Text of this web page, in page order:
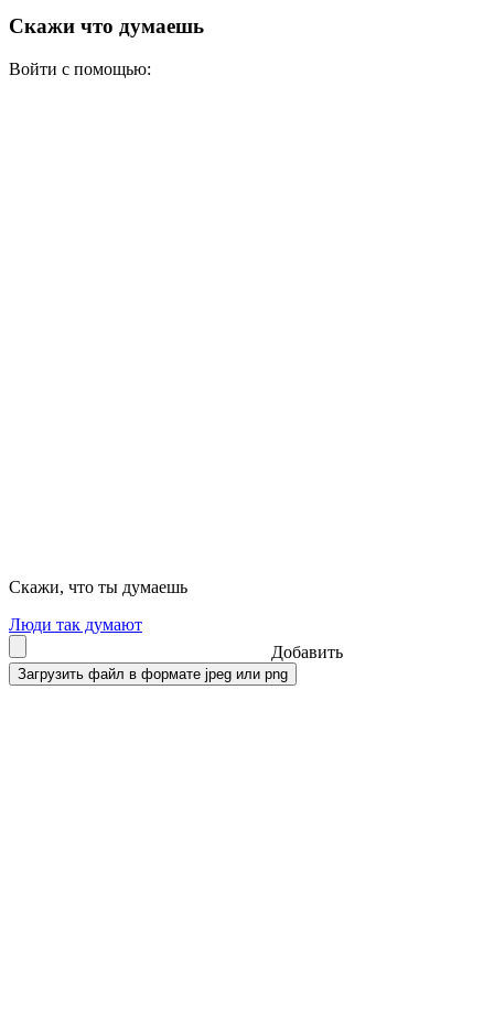
Скажи что думаешь
Войти с помощью:
Скажи, что ты думаешь
Люди так думают
Добавить